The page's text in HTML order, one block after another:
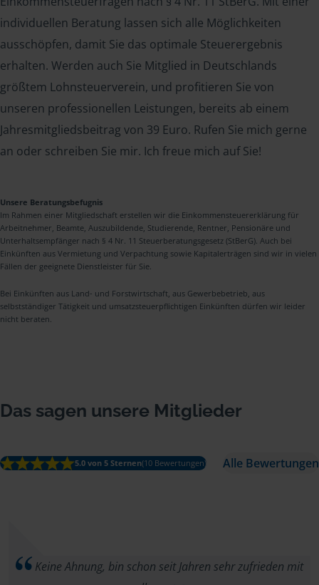
individuellen Beratung lassen sich alle Möglichkeiten
ausschöpfen, damit Sie das optimale Steuerergebnis
erhalten. Werden auch Sie Mitglied in Deutschlands
größtem Lohnsteuerverein, und profitieren Sie von
unseren professionellen Leistungen, bereits ab einem
Jahresmitgliedsbeitrag von 39 Euro. Rufen Sie mich gerne
an oder schreiben Sie mir. Ich freue mich auf Sie!
Unsere Beratungsbefugnis
Im Rahmen einer Mitgliedschaft erstellen wir die Einkommensteuererklärung für
Arbeitnehmer, Beamte, Auszubildende, Studierende, Rentner, Pensionäre und
Unterhaltsempfänger nach § 4 Nr. 11 Steuerberatungsgesetz (StBerG). Auch bei
Einkünften aus Vermietung und Verpachtung sowie Kapitalerträgen sind wir in vielen
Fällen der geeignete Dienstleister für Sie.
Bei Einkünften aus Land- und Forstwirtschaft, aus Gewerbebetrieb, aus
selbstständiger Tätigkeit und umsatzsteuerpflichtigen Einkünften dürfen wir leider
nicht beraten.
Das sagen unsere Mitglieder
5.0 von 5 Sternen(10 Bewertungen) Alle Bewertungen
Keine Ahnung, bin schon seit Jahren sehr zufrieden mit